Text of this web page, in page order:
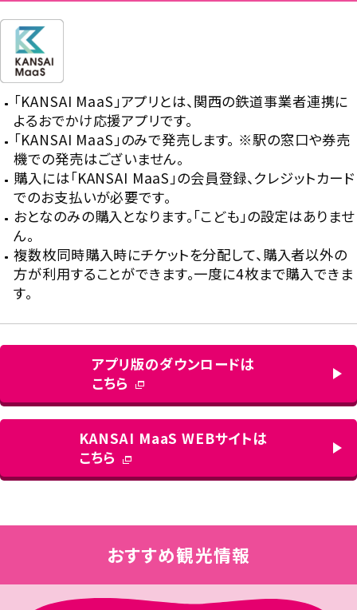
「KANSAI MaaS」アプリとは、関西の鉄道事業者連携に
よるおでかけ応援アプリです。
「KANSAI MaaS」のみで発売します。 ※駅の窓口や券売
機での発売はございません。
購入には「KANSAI MaaS」の会員登録、クレジットカード
でのお支払いが必要です。
おとなのみの購入となります。「こども」の設定はありませ
ん。
複数枚同時購入時にチケットを分配して、購入者以外の
方が利用することができます。一度に4枚まで購入できま
す。
アプリ版のダウンロードは
こちら
KANSAI MaaS WEBサイトは
こちら
おすすめ観光情報